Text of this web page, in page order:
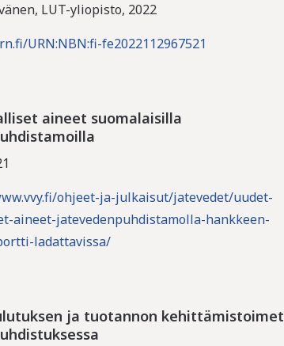
LUT-yliopisto, 2022
URN:NBN:fi-fe2022112967521
aineet suomalaisilla
ohjeet-ja-julkaisut/jatevedet/uudet-
aineet-jatevedenpuhdistamolla-hankkeen-
ladattavissa/
ja tuotannon kehittämistoimet